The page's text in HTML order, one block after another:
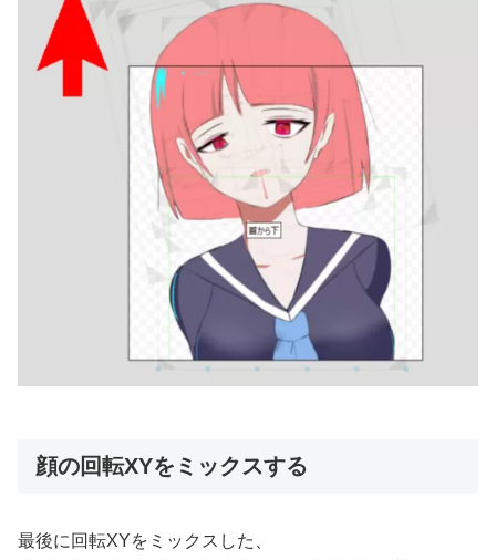
顔の回転XYをミックスする
最後に回転XYをミックスした、